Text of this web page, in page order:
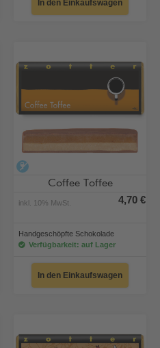
In den Einkaufswagen
Coffee Toffee
inkl. 10% MwSt. 4,70 €
Handgeschöpfte Schokolade
Verfügbarkeit: auf Lager
In den Einkaufswagen